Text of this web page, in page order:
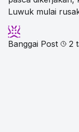
Luwuk mulai
Banggai Post 2